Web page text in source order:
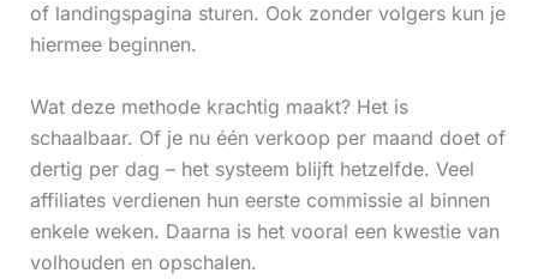
of landingspagina sturen. Ook zonder volgers kun je
hiermee beginnen.
Wat deze methode krachtig maakt? Het is
schaalbaar. Of je nu één verkoop per maand doet of
dertig per dag – het systeem blijft hetzelfde. Veel
affiliates verdienen hun eerste commissie al binnen
enkele weken. Daarna is het vooral een kwestie van
volhouden en opschalen.